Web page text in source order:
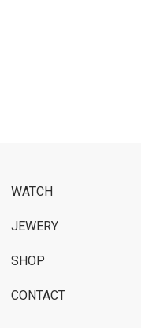
WATCH
JEWERY
SHOP
CONTACT